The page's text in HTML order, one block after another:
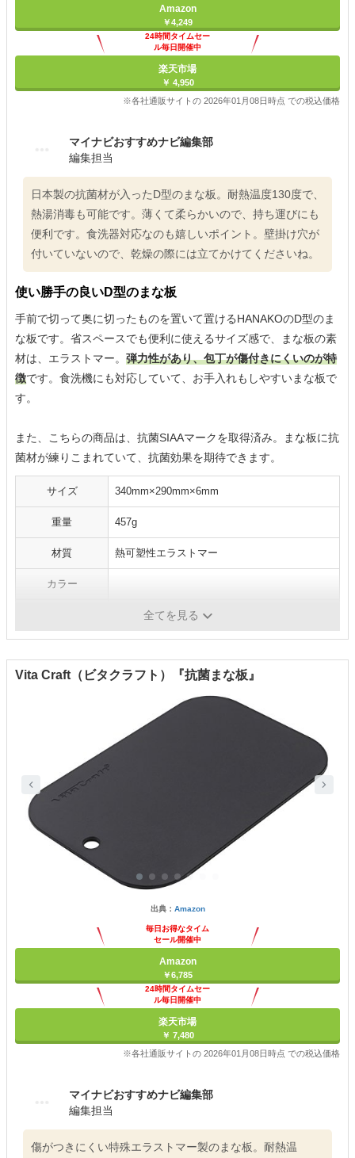
Amazon
￥4,249
24時間タイムセー
ル毎日開催中
楽天市場
￥ 4,950
※各社通販サイトの 2026年01月08日時点 での税込価格
マイナビおすすめナビ編集部
編集担当
日本製の抗菌材が入ったD型のまな板。耐熱温度130度で、
熱湯消毒も可能です。薄くて柔らかいので、持ち運びにも
便利です。食洗器対応なのも嬉しいポイント。壁掛け穴が
付いていないので、乾燥の際には立てかけてくださいね。
使い勝手の良いD型のまな板
手前で切って奥に切ったものを置いて置けるHANAKOのD型のま
な板です。省スペースでも便利に使えるサイズ感で、まな板の素
材は、エラストマー。 弾力性があり、包丁が傷付きにくいのが特
徴です。食洗機にも対応していて、お手入れもしやすいまな板で
す。
また、こちらの商品は、抗菌SIAAマークを取得済み。まな板に抗
菌材が練りこまれていて、抗菌効果を期待できます。
サイズ 340mm×290mm×6mm
重量 457g
材質 熱可塑性エラストマー
カラー
全てを見る
Vita Craft（ビタクラフト）『抗菌まな板』
出典： Amazon
毎日お得なタイム
セール開催中
Amazon
￥6,785
24時間タイムセー
ル毎日開催中
楽天市場
￥ 7,480
※各社通販サイトの 2026年01月08日時点 での税込価格
マイナビおすすめナビ編集部
編集担当
傷がつきにくい特殊エラストマー製のまな板。耐熱温